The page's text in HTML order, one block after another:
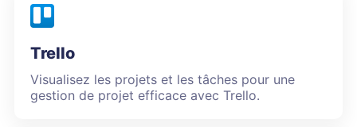
Trello
Visualisez les projets et les tâches pour une
gestion de projet efficace avec Trello.